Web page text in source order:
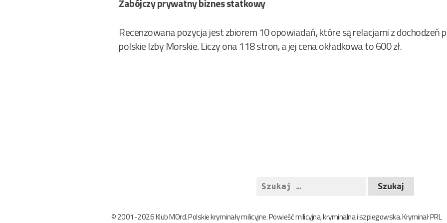
Zabójczy prywatny biznes statkowy
Recenzowana pozycja jest zbiorem 10 opowiadań, które są relacjami z dochodzeń
polskie Izby Morskie. Liczy ona 118 stron, a jej cena okładkowa to 600 zł.
Szukaj:
© 2001-2026 Klub MOrd. Polskie kryminały milicyjne. Powieść milicyjna, kryminalna i szpiegowska. Kryminał PRL